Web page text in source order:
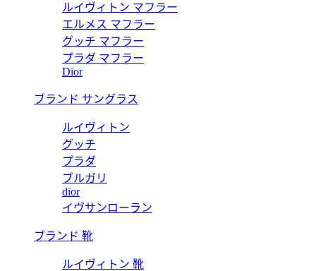
ルイヴィトン マフラー
エルメス マフラー
グッチ マフラー
プラダ マフラー
Dior
ブランド サングラス
ルイヴィトン
グッチ
プラダ
ブルガリ
dior
イヴサンローラン
ブランド 靴
ルイヴィトン 靴